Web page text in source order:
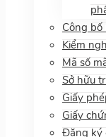
Công
Kiểm
Mã số
Sở hữu
Giấy
Giấy
Đăng ký